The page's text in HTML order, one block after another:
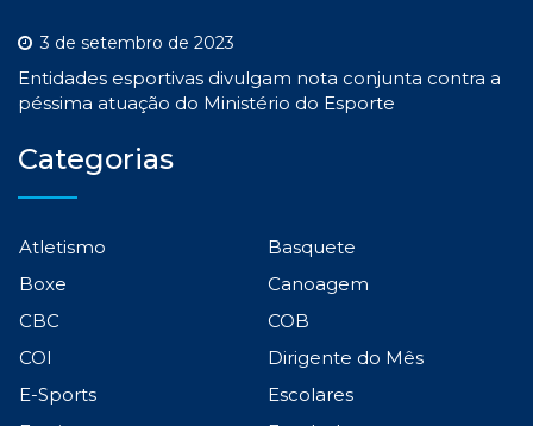
3 de setembro de 2023
Entidades esportivas divulgam nota conjunta contra a
péssima atuação do Ministério do Esporte
Categorias
Atletismo
Basquete
Boxe
Canoagem
CBC
COB
COI
Dirigente do Mês
E-Sports
Escolares